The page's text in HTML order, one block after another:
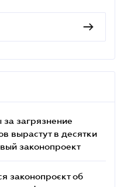
загрязнение
вырастут в десятки
законопроект
законопроєкт об